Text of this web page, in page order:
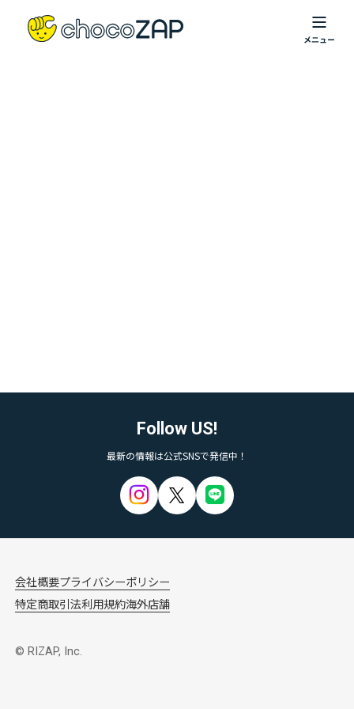
Follow US!
最新の情報は公式SNSで発信中！
会社概要プライバシーポリシー
特定商取引法利用規約海外店舗
© RIZAP, Inc.